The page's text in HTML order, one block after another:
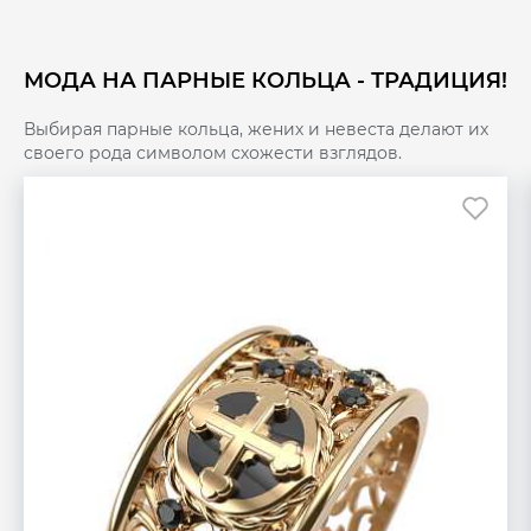
МОДА НА ПАРНЫЕ КОЛЬЦА - ТРАДИЦИЯ!
Выбирая парные кольца, жених и невеста делают их
своего рода символом схожести взглядов.